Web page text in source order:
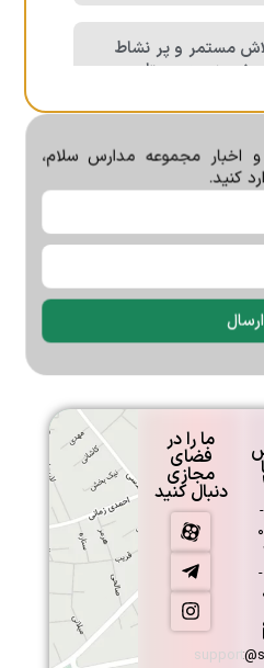
روز تلاش مستمر و پر نشاط
نوروزی دبیرستان
دارد…
و مربيان
اخبار مجموعه مدارس سلام،
کنید.
ارسال
۱۴ -
۲۲ -
ما را در
فضای
مجازی
دنبال کنید